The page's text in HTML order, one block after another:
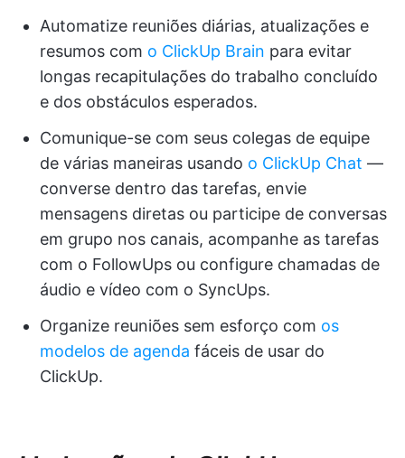
Automatize reuniões diárias, atualizações e
resumos com o ClickUp Brain para evitar
longas recapitulações do trabalho concluído
e dos obstáculos esperados.
Comunique-se com seus colegas de equipe
de várias maneiras usando o ClickUp Chat —
converse dentro das tarefas, envie
mensagens diretas ou participe de conversas
em grupo nos canais, acompanhe as tarefas
com o FollowUps ou configure chamadas de
áudio e vídeo com o SyncUps.
Organize reuniões sem esforço com os
modelos de agenda fáceis de usar do
ClickUp.